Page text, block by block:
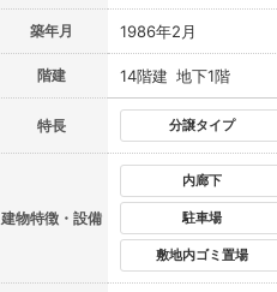
築年月 1986年2月
階建 14階建 地下1階
特長 分譲タイプ
建物特徴・設備
内廊下
駐車場
敷地内ゴミ置場